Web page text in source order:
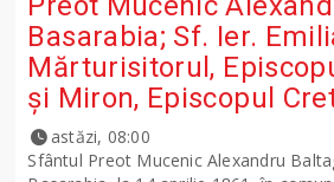
Basarabia; Sf. Ier.
Mărturisitorul,
şi Miron, Episcopul
astăzi, 08:00
Sfântul Preot Mucenic Alexandru